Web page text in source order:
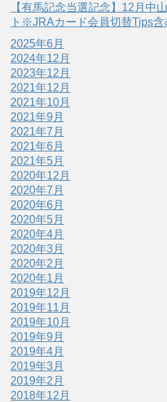
【有馬記念当選記念】12月中
ト※JRAカード会員切替Tips含
2025年6月
2024年12月
2023年12月
2021年12月
2021年10月
2021年9月
2021年7月
2021年6月
2021年5月
2020年12月
2020年7月
2020年6月
2020年5月
2020年4月
2020年3月
2020年2月
2020年1月
2019年12月
2019年11月
2019年10月
2019年9月
2019年4月
2019年3月
2019年2月
2018年12月